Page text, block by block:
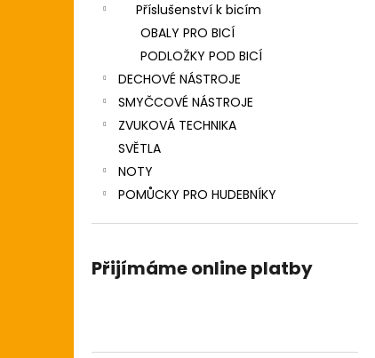
Příslušenství k bicím
OBALY PRO BICÍ
PODLOŽKY POD BICÍ
DECHOVÉ NÁSTROJE
SMYČCOVÉ NÁSTROJE
ZVUKOVÁ TECHNIKA
SVĚTLA
NOTY
POMŮCKY PRO HUDEBNÍKY
Přijímáme online platby